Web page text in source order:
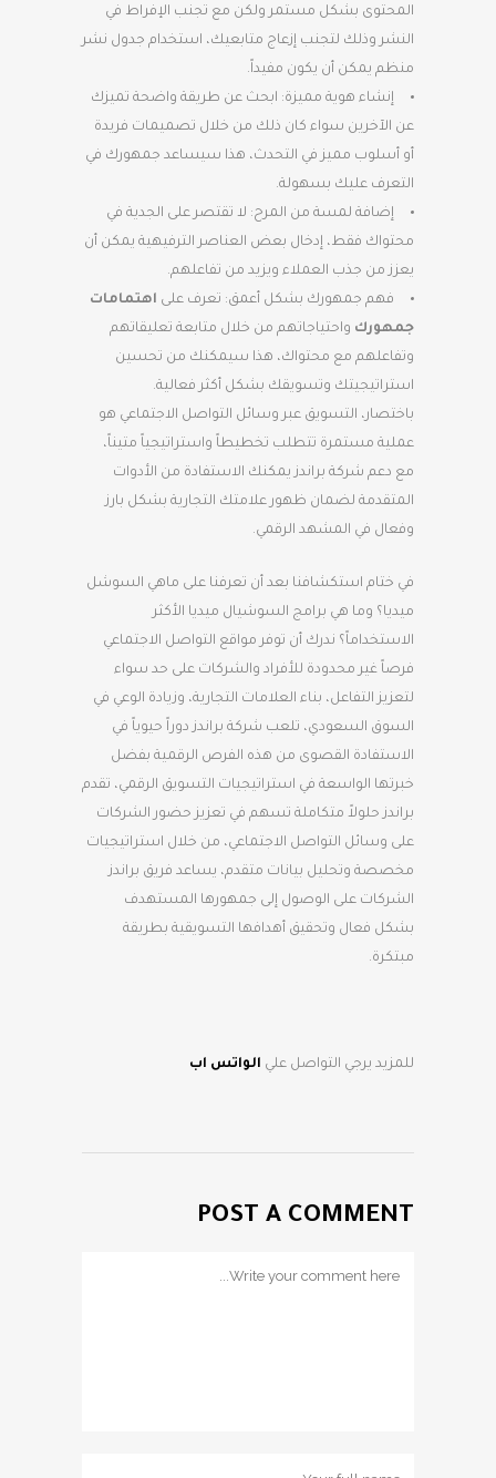
المحتوى بشكل مستمر ولكن مع تجنب الإفراط في
النشر وذلك لتجنب إزعاج متابعيك، استخدام جدول نشر
منظم يمكن أن يكون مفيداً.
إنشاء هوية مميزة: ابحث عن طريقة واضحة تميزك
عن الآخرين سواء كان ذلك من خلال تصميمات فريدة
أو أسلوب مميز في التحدث، هذا سيساعد جمهورك في
التعرف عليك بسهولة.
إضافة لمسة من المرح: لا تقتصر على الجدية في
محتواك فقط، إدخال بعض العناصر الترفيهية يمكن أن
يعزز من جذب العملاء ويزيد من تفاعلهم.
فهم جمهورك بشكل أعمق: تعرف على اهتمامات
جمهورك واحتياجاتهم من خلال متابعة تعليقاتهم
وتفاعلهم مع محتواك، هذا سيمكنك من تحسين
استراتيجيتك وتسويقك بشكل أكثر فعالية.
باختصار، التسويق عبر وسائل التواصل الاجتماعي هو
عملية مستمرة تتطلب تخطيطاً واستراتيجياً متيناً،
مع دعم شركة براندز يمكنك الاستفادة من الأدوات
المتقدمة لضمان ظهور علامتك التجارية بشكل بارز
وفعال في المشهد الرقمي.
في ختام استكشافنا بعد أن تعرفنا على ماهي السوشل
ميديا؟ وما هي برامج السوشيال ميديا الأكثر
الاستخداماً؟ ندرك أن توفر مواقع التواصل الاجتماعي
فرصاً غير محدودة للأفراد والشركات على حد سواء
لتعزيز التفاعل، بناء العلامات التجارية، وزيادة الوعي في
السوق السعودي، تلعب شركة براندز دوراً حيوياً في
الاستفادة القصوى من هذه الفرص الرقمية بفضل
خبرتها الواسعة في استراتيجيات التسويق الرقمي، تقدم
براندز حلولاً متكاملة تسهم في تعزيز حضور الشركات
على وسائل التواصل الاجتماعي، من خلال استراتيجيات
مخصصة وتحليل بيانات متقدم، يساعد فريق براندز
الشركات على الوصول إلى جمهورها المستهدف
بشكل فعال وتحقيق أهدافها التسويقية بطريقة
مبتكرة.
للمزيد يرجي التواصل علي الواتس اب
POST A COMMENT